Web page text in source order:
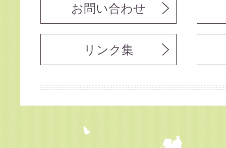
お問い合わせ
リンク集